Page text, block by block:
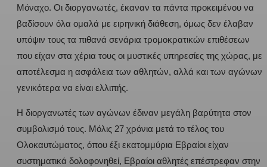
Μόναχο. Οι διοργανωτές, έκαναν τα πάντα προκειμένου να
βαδίσουν όλα ομαλά με ειρηνική διάθεση, όμως δεν έλαβαν
υπόψιν τους τα πιθανά σενάρια τρομοκρατικών επιθέσεων
που είχαν στα χέρια τους οι μυστικές υπηρεσίες της χώρας, με
αποτέλεσμα η ασφάλεια των αθλητών, αλλά και των αγώνων
γενικότερα να είναι ελλιπής.
Η διοργανωτές των αγώνων έδιναν μεγάλη βαρύτητα στον
συμβολισμό τους. Μόλις 27 χρόνια μετά το τέλος του
Ολοκαυτώματος, όπου έξι εκατομμύρια Εβραίοι είχαν
συστηματικά δολοφονηθεί, Εβραίοι αθλητές επέστρεφαν στην